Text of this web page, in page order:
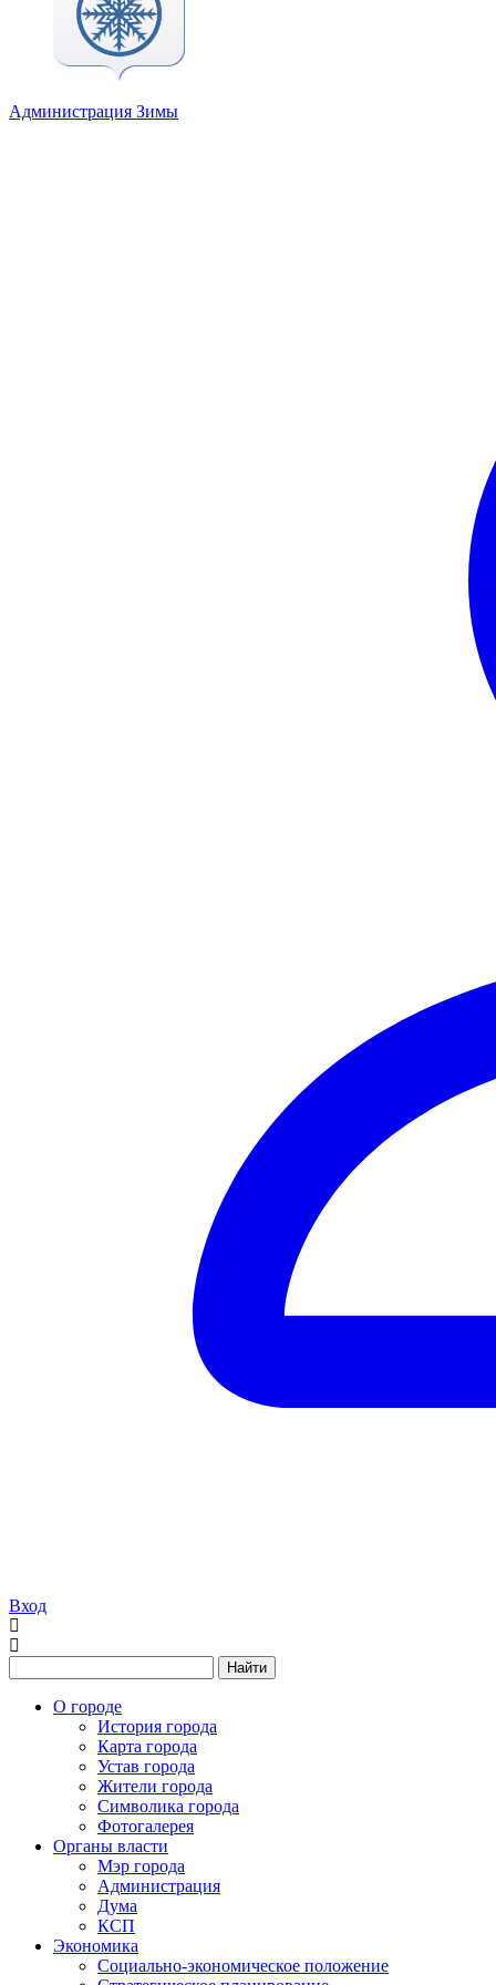
Администрация Зимы
Вход
Найти
О городе
История города
Карта города
Устав города
Жители города
Символика города
Фотогалерея
Органы власти
Мэр города
Администрация
Дума
КСП
Экономика
Социально-экономическое положение